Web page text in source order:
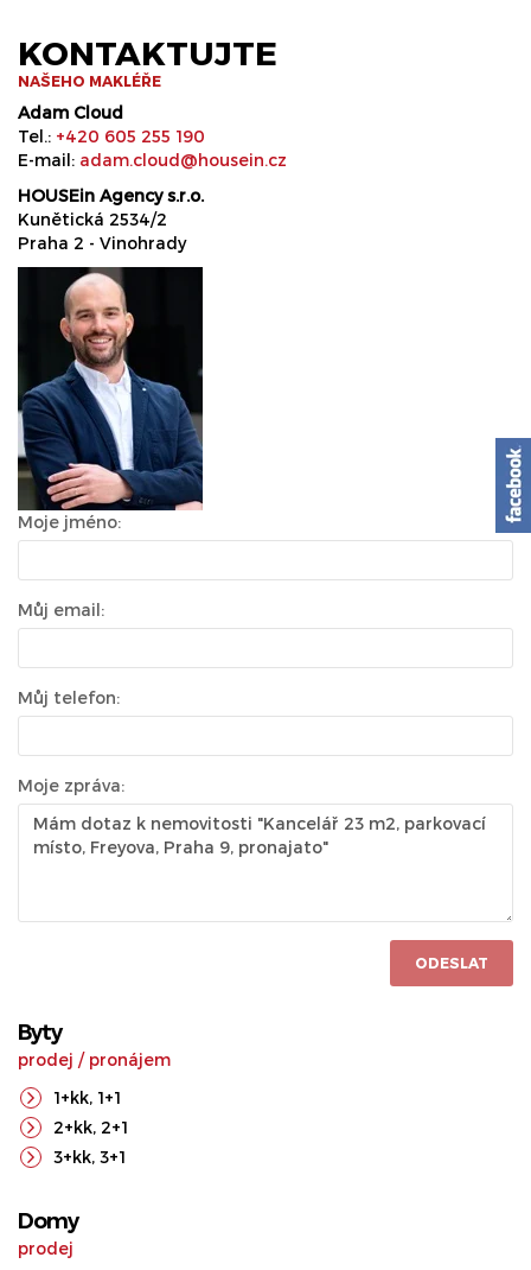
KONTAKTUJTE
NAŠEHO MAKLÉŘE
Adam Cloud
Tel.: +420 605 255 190
E-mail: adam.cloud@housein.cz
HOUSEin Agency s.r.o.
Kunětická 2534/2
Praha 2 - Vinohrady
Moje jméno:
Můj email:
Můj telefon:
Moje zpráva:
ODESLAT
Byty
prodej / pronájem
1+kk, 1+1
2+kk, 2+1
3+kk, 3+1
Domy
prodej